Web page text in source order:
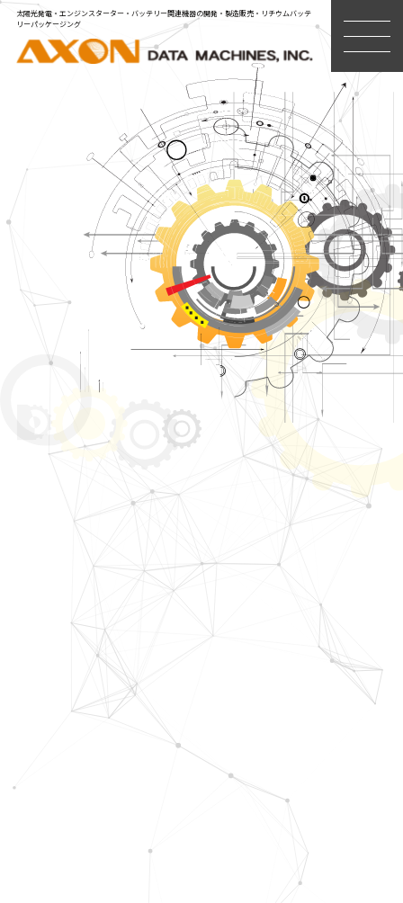
太陽光発電・エンジンスターター・バッテリー関連機器の開発・製造販売・リチウムバッテ
リーパッケージング
MENU